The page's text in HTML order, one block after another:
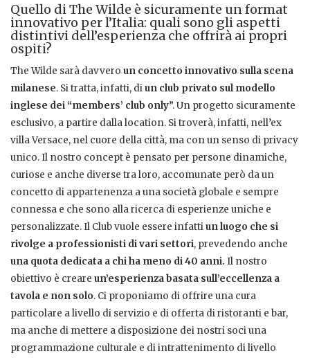
Quello di The Wilde è sicuramente un format
innovativo per l’Italia: quali sono gli aspetti
distintivi dell’esperienza che offrirà ai propri
ospiti?
The Wilde sarà davvero un concetto innovativo sulla scena
milanese. Si tratta, infatti, diun club privato sul modello
inglese dei “members’ club only”. Un progetto sicuramente
esclusivo, a partire dalla location. Si troverà, infatti, nell’ex
villa Versace, nel cuore della città, ma con un senso di privacy
unico. Il nostro concept è pensato per persone dinamiche,
curiose e anche diverse tra loro, accomunate però da un
concetto di appartenenza a una società globale e sempre
connessa e che sono alla ricerca di esperienze uniche e
personalizzate. Il Club vuole essere infattiun luogo che si
rivolge a professionisti di vari settori, prevedendo anche
una quota dedicata a chi ha meno di 40 anni. Il nostro
obiettivo è creare un’esperienza basata sull’eccellenza a
tavola e non solo. Ci proponiamo di offrire una cura
particolare a livello di servizio e di offerta di ristoranti e bar,
ma anche di mettere a disposizione dei nostri soci una
programmazione culturale e di intrattenimento di livello